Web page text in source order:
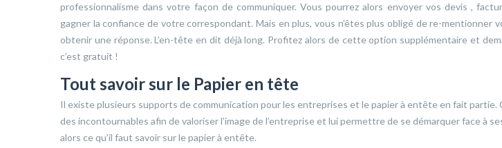
professionnalisme dans votre façon de communiquer. Vous pourrez alors envoyer vos devis ,
gagner la confiance de votre correspondant. Mais en plus, vous n’êtes plus obligé de re-mentionner
obtenir une réponse. L’en-tête en dit déjà long. Profitez alors de cette option supplémentaire et
c’est gratuit !
Tout savoir sur le Papier en tête
Il existe plusieurs supports de communication pour les entreprises et le papier à entête en fait partie.
des incontournables afin de valoriser l’image de l’entreprise et lui permettre de se démarquer face à
alors ce qu’il faut savoir sur le papier à entête.